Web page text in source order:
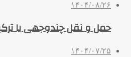
۱۴۰۴/۰۸/۲۶
حمل و نقل چندوجهی یا
۱۴۰۴/۰۷/۲۵